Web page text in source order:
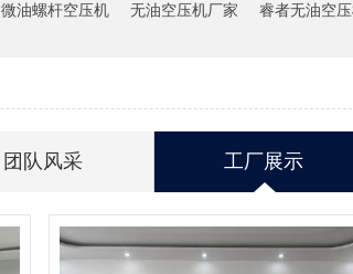
微油螺杆空压机 无油空压机厂家 睿者无油空
团队风采 工厂展示